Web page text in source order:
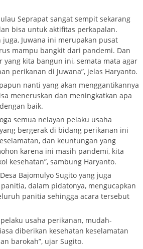
Seprapat sangat sempit sekarang
bisa untuk aktifitas perkapalan.
Juwana ini merupakan pusat
mampu bangkit dari pandemi. Dan
kita bangun ini, semata mata agar
perikanan di Juwana”, jelas Haryanto.
nanti yang akan menggantikannya
meneruskan dan meningkatkan apa
baik.
semua nelayan pelaku usaha
bergerak di bidang perikanan ini
dan keuntungan yang
karena ini masih pandemi, kita
kesehatan”, sambung Haryanto.
Bajomulyo Sugito yang juga
dalam pidatonya, mengucapkan
panitia sehingga acara tersebut
usaha perikanan, mudah-
diberikan kesehatan keselamatan
barokah”, ujar Sugito.